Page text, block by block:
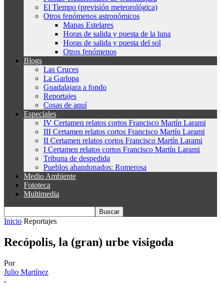
El Tiempo (previsión meteorológica)
Otros fenómenos astronómicos
Mapas Estelares
Horas de salida y puesta de la luna
Horas de salida y puesta del sol
Otros fenómenos
Blogs
Las Cruces
La Garlopa
Guadalajara a fondo
Reportajes
Cosas de aquí
Especiales
IV Certamen relatos cortos Francisco Martín Larami
III Certamen relatos cortos Francisco Martín Larami
II Certamen relatos cortos Francisco Martín Larami
I Certamen relatos cortos Francisco Martín Larami
Tribuna de despedida
Pueblos abandonados: Romerosa
Medio Ambiente
Fototeca
Multimedia
Inicio Reportajes
Recópolis, la (gran) urbe visigoda
Por
Julio Martínez
-